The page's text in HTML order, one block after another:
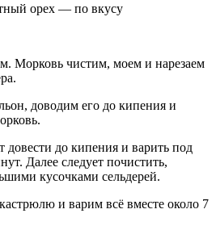
орех — по вкусу
Морковь чистим, моем и нарезаем
доводим его до кипения и
довести до кипения и варить под
Далее следует почистить,
кусочками сельдерей.
и варим всё вместе около 7